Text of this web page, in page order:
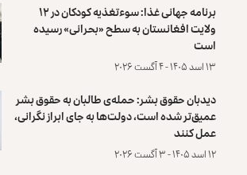
برنامه جهانی غذا: سوءتغذیه کودکان در ۱۲
ولایت افغانستان به سطح «بحرانی» رسیده
است
۱۳ اسد ۱۴۰۵ - ۴ آگست ۲۰۲۶
دیدبان حقوق بشر: حمله‌ی طالبان به حقوق بشر
عمیق‌تر شده است، دولت‌ها به جای ابراز نگرانی،
عمل کنند
۱۲ اسد ۱۴۰۵ - ۳ آگست ۲۰۲۶